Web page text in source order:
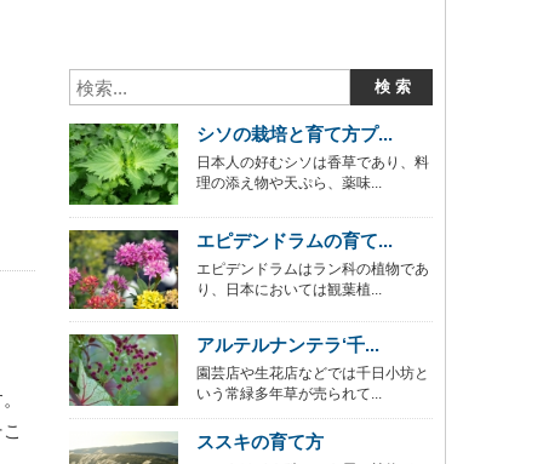
シソの栽培と育て方プ...
日本人の好むシソは香草であり、料
理の添え物や天ぷら、薬味...
エピデンドラムの育て...
エピデンドラムはラン科の植物であ
り、日本においては観葉植...
アルテルナンテラ‘千...
園芸店や生花店などでは千日小坊と
いう常緑多年草が売られて...
ススキの育て方